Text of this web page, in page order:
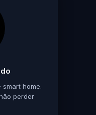
home.
perder